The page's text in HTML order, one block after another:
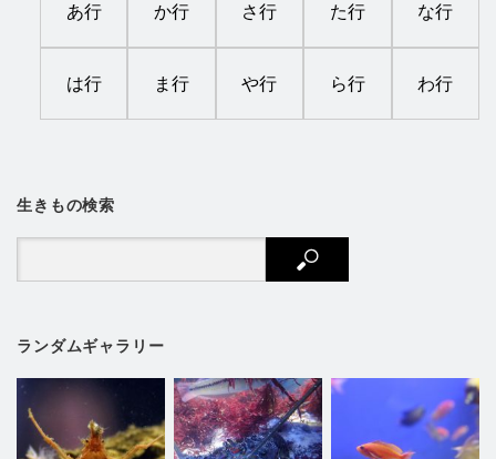
あ行 か行 さ行 た行 な行
は行 ま行 や行 ら行 わ行
生きもの検索
ランダムギャラリー